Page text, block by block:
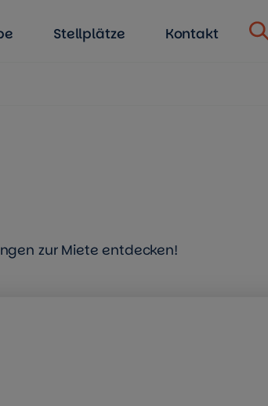
Stellplätze Kontakt
zur Miete entdecken!